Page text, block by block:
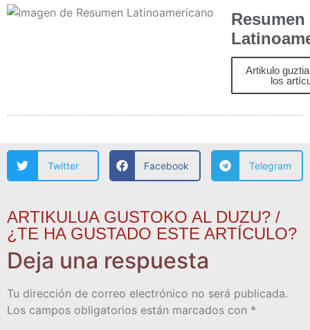
Resumen
Artikulo
los
Twitter Facebook Telegram
ARTIKULUA GUSTOKO AL DUZU? /
¿TE HA GUSTADO ESTE ARTÍCULO?
Deja una respuesta
Tu dirección de correo electrónico no será publicada.
Los campos obligatorios están marcados con *